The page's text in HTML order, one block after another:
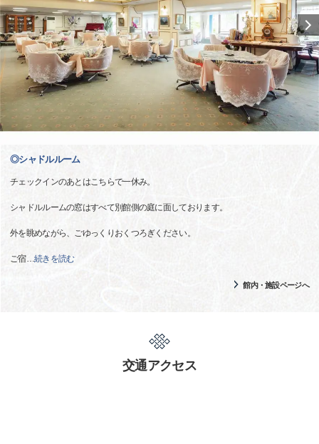
◎シャドルルーム
チェックインのあとはこちらで一休み。
シャドルルームの窓はすべて別館側の庭に面しております。
外を眺めながら、ごゆっくりおくつろぎください。
ご宿… 続きを読む
館内・施設ページへ
交通アクセス